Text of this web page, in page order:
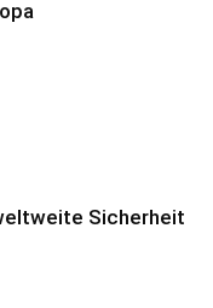
Sicherheit